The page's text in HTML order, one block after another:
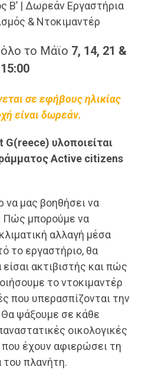
Β’ | Δωρεάν Εργαστήρια
& Ντοκιμαντέρ
το Μάϊο 7, 14, 21 &
σε εφήβους ηλικίας
είναι δωρεάν.
υλοποιείται
Active citizens
να μας βοηθήσει να
Πώς μπορούμε να
αλλαγή μέσα
το εργαστήριο, θα
ακτιβιστής και πώς
το ντοκιμαντέρ
που υπερασπίζονται την
Θα ψάξουμε σε κάθε
οικολογικές
έχουν αφιερώσει τη
πλανήτη.